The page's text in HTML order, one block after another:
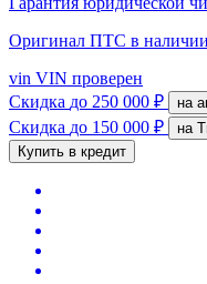
Оригинал ПТС в наличии
vin VIN проверен
Скидка до 250 000 ₽
Скидка до 150 000 ₽
Купить в кредит